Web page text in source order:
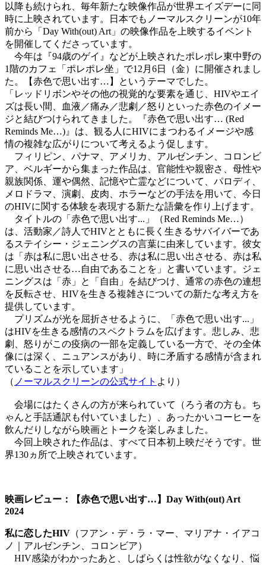
以降も続けられ、毎年新たな映像作品が世界エイズデーに同
時に上映されています。日本でもノーマルスクリーンが10年
前から「Day With(out) Art」の映像作品を上映するイベント
を開催してくださっています。
今年は『94歳のゲイ』などが上映されたポレポレ東中野の
1階のカフェ「ポレポレ坐」で12月6日（金）に開催されまし
た。【赤色で思い出す…】というテーマでした。
「レッドリボンやその他の視覚的な要素を通じ、HIVやエイ
ズは長い間、血液／痛み／悲劇／怒りといった赤色のイメー
ジと結びつけられてきました。『赤色で思い出す… (Red
Reminds Me…)』は、観る人にHIVにまつわるイメージや感
情の複雑な広がりについて考えるよう促します。
フィリピン、パナマ、アメリカ、アルゼンチン、コロンビ
ア、ベルギーから集まった作品は、官能性や親密さ、母性や
親族関係、運や偶然、記憶や亡霊などについて、パロディ、
メロドラマ、演劇、皮肉、ホラーなどの手法を用いて、今日
のHIVに関する体験を表現する新たな語彙を作り上げます。
タイトルの「赤色で思い出す...」（Red Reminds Me…）
は、活動家／詩人でHIVとともに長く生きるサバイバーであ
るステイシー・ジェニングスの言葉に由来しています。彼女
は「赤は私に思い出させる、赤は私に思い出させる、赤は私
に思い出させる…自由であることを」と書いています。ジェ
ニングスは「赤」と「自由」を結びつけ、通常の赤色の連想
を反転させ、HIVを生きる複雑さについての新たな考え方を
提供しています。
プリズムが光を屈折させるように、「赤色で思い出す...」
はHIVを生きる感情のスペクトラムを広げます。悲しみ、悲
劇、怒りがこの疫病の一部を定義している一方で、その全体
像には深く、ニュアンスがあり、時に矛盾する感情が含まれ
ていることを示しています」
（ ノーマルスクリーンの公式サイト より）
会場にはたくさんの方が来られていて（ろう者の方も。ち
ゃんと手話通訳も付いていました）、あったかいコーヒーを
飲んだりしながら映画とトークを楽しみました。
今回上映された作品は、すべて日本初上映だそうです。世
界130ヵ所で上映されています。
映画レビュー：【赤色で思い出す…】Day With(out) Art
2024
私に恋したHIV （フアン・デ・ラ・マー、マリアナ・イアコ
ノ｜アルゼンチン、コロンビア）
HIV感染がわかったあと、しばらくは性欲がなくなり、悩